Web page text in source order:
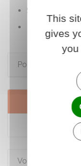
Souscription à
Pour en savoir plus
Services en
Obtenir une
Voir aussi
This
gives
you